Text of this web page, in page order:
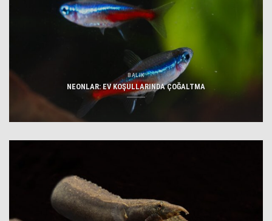
BALIK
NEONLAR: EV KOŞULLARINDA ÇOĞALTMA